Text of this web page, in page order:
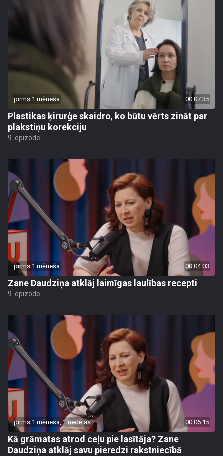
pirms 1 mēneša 00:07:35
Plastikas ķirurģe skaidro, ko būtu vērts zināt par
plakstiņu korekciju
9. epizode
pirms 1 mēneša 00:04:03
Zane Daudziņa atklāj laimīgas laulības recepti
9. epizode
pirms 1 mēneša, 1 nedēļas 00:06:15
Kā grāmatas atrod ceļu pie lasītāja? Zane
Daudziņa atklāj savu pieredzi rakstniecībā